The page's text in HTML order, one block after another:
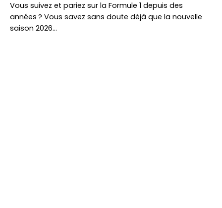
Vous suivez et pariez sur la Formule 1 depuis des
années ? Vous savez sans doute déjà que la nouvelle
saison 2026…